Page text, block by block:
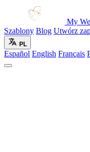
My
Szablony Blog Utwórz
PL
Español English Français